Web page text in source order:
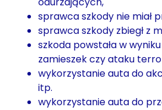
sprawca szkody nie miał
sprawca szkody zbiegł z
szkoda powstała w
zamieszek czy ataku
wykorzystanie auta do
itp.
wykorzystanie auta do